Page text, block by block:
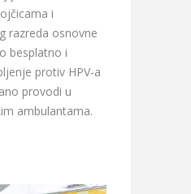
i
razreda osnovne
besplatno i
protiv HPV-a
provodi u
ambulantama.